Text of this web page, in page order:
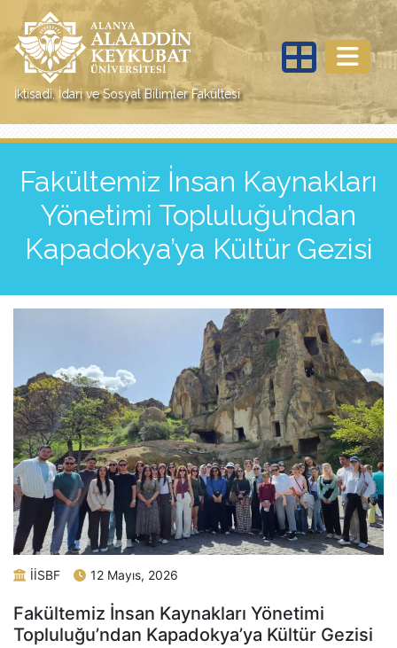
İktisadi, İdari ve Sosyal Bilimler Fakültesi
Fakültemiz İnsan Kaynakları
Yönetimi Topluluğu’ndan
Kapadokya’ya Kültür Gezisi
İİSBF 12 Mayıs, 2026
Fakültemiz İnsan Kaynakları Yönetimi
Topluluğu’ndan Kapadokya’ya Kültür Gezisi